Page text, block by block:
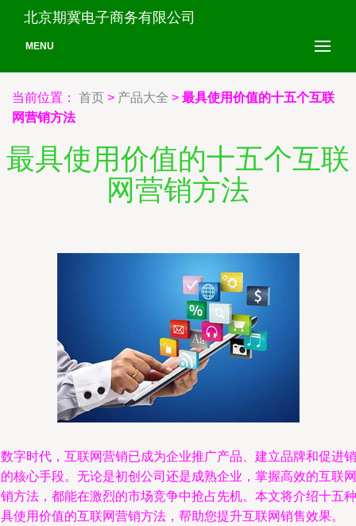
北京期冀电子商务有限公司
MENU
当前位置： 首页 > 产品大全 > 最具使用价值的十五个互联
网营销方法
最具使用价值的十五个互联
网营销方法
字时代，互联网营销已成为企业推广产品、建立品牌和促进销
核心手段。无论是初创公司还是成熟企业，掌握高效的互联网
方法，都能在激烈的市场竞争中抢占先机。本文将介绍十五种
使用价值的互联网营销方法，帮助您提升互联网销售效果。